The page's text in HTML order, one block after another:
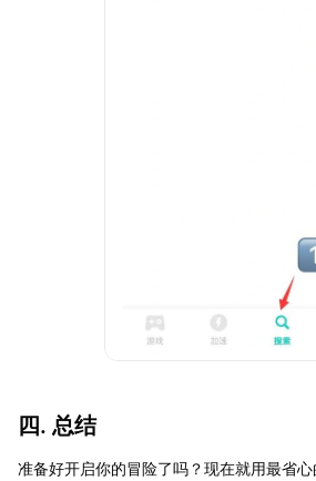
四. 总结
准备好开启你的冒险了吗？现在就用最省